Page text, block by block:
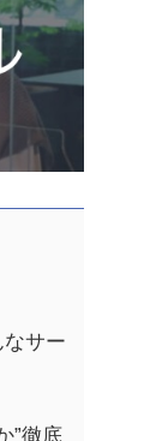
サー
”徹底